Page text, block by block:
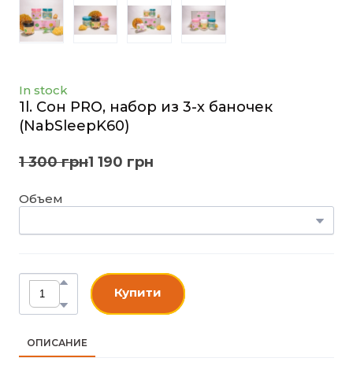
In stock
1l. Сон PRO, набор из 3-х баночек
(NabSleepK60)
1 300 грн1 190 грн
Объем
Купити
ОПИСАНИЕ